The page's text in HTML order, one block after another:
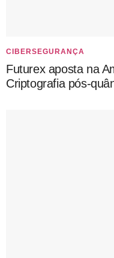
CIBERSEGURANÇA
Futurex aposta na
Criptografia pós-